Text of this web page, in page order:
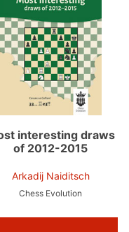
interesting draws
of 2012-2015
Arkadij Naiditsch
Chess Evolution